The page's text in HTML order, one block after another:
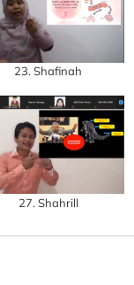
23. Shafinah
27. Shahrill